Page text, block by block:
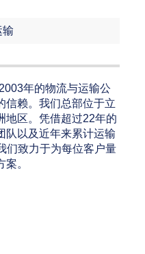
输
年的物流与运输公
信赖。我们总部位于立
地区。凭借超过22年的
队以及近年来累计运输
们致力于为每位客户量
。